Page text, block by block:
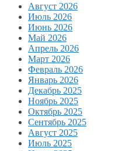
Август 2026
Июль 2026
Июнь 2026
Май 2026
Апрель 2026
Март 2026
Февраль 2026
Январь 2026
Декабрь 2025
Ноябрь 2025
Октябрь 2025
Сентябрь 2025
Август 2025
Июль 2025